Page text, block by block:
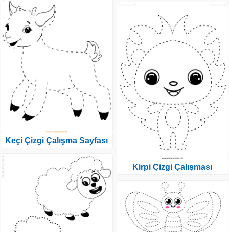
Keçi Çizgi Çalışma Sayfası
Kirpi Çizgi Çalışması